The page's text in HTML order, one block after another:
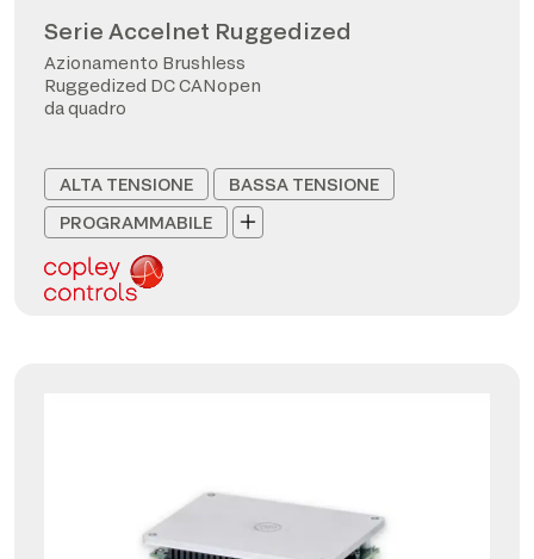
Serie Accelnet Ruggedized
Azionamento Brushless
Ruggedized DC CANopen
da quadro
ALTA TENSIONE
BASSA TENSIONE
PROGRAMMABILE